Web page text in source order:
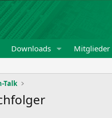
Downloads Mitglieder
Talk